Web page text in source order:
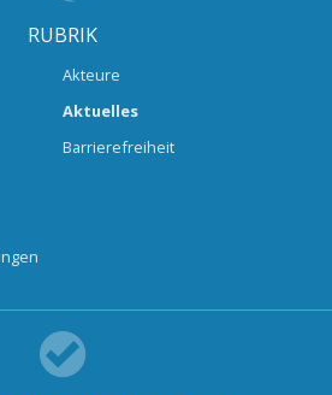
RUBRIK
Akteure
Aktuelles
Barrierefreiheit